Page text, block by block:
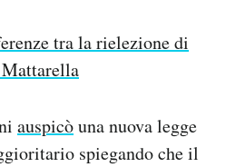
tra la rielezione di
auspicòuna nuova legge
spiegando che il